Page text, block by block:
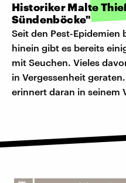
Historiker Malte
Sündenböcke"
Seit den Pest-Epidemien
hinein gibt es bereits
mit Seuchen. Vieles
in Vergessenheit
erinnert daran in seinem